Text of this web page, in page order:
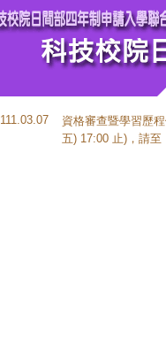
111.03.07
資格審查暨學習歷
五) 17:00 止)，請至